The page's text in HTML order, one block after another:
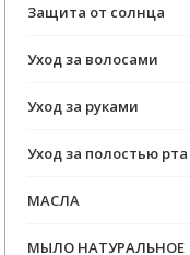
Защита от солнца
Уход за волосами
Уход за руками
Уход за полостью рта
МАСЛА
МЫЛО НАТУРАЛЬНОЕ